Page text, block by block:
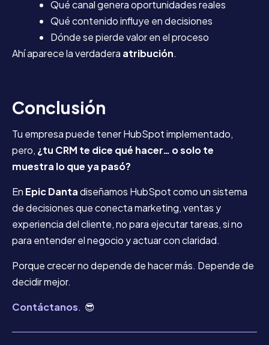
Qué canal genera oportunidades reales
Qué contenido influye en decisiones
Dónde se pierde valor en el proceso
Ahí aparece la verdadera atribución.
Conclusión
Tu empresa puede tener HubSpot implementado,
pero, ¿tu CRM te dice qué hacer… o solo te
muestra lo que ya pasó?
En Epic Dantadiseñamos HubSpot como un sistema
de decisiones que conecta marketing, ventas y
experiencia del cliente, no para ejecutar tareas, si no
para entender el negocio y actuar con claridad.
Porque crecer no depende de hacer más. Depende de
decidir mejor.
Contáctanos. 😎